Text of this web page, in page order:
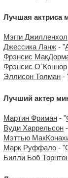
Лучшая актриса
Мэгги Джилленхол
Джессика Ланж - "
Фрэнсис
Фрэнсис О`Коннор
Эллисон Толман -
Лучший актер
Мартин Фриман - "
Вуди Харрельсон
Мэттью
Марк Руффало - "
Билли Боб